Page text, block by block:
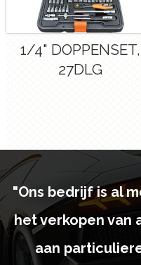
1/4" DOPPENSET,
27DLG
"Ons bedrijf is al
het verkopen van
aan